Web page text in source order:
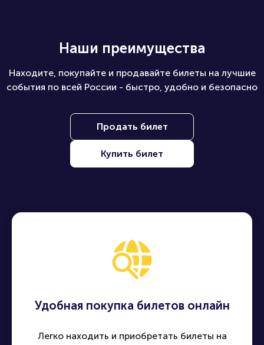
Наши преимущества
Находите, покупайте и продавайте билеты на лучшие
события по всей России - быстро, удобно и безопасно
Продать билет
Купить билет
Удобная покупка билетов онлайн
Легко находить и приобретать билеты на